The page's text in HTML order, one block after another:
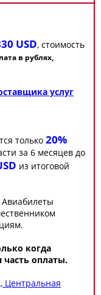
USD, стоимость
в рублях,
услуг
только 20%
за 6 месяцев до
из итоговой
когда
часть оплаты.
Центральная